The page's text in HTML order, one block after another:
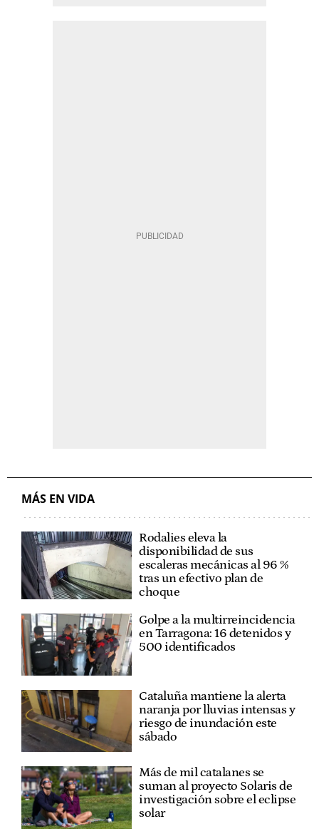
MÁS EN VIDA
Rodalies eleva la
disponibilidad de sus
escaleras mecánicas al 96 %
tras un efectivo plan de
choque
Golpe a la multirreincidencia
en Tarragona: 16 detenidos y
500 identificados
Cataluña mantiene la alerta
naranja por lluvias intensas y
riesgo de inundación este
sábado
Más de mil catalanes se
suman al proyecto Solaris de
investigación sobre el eclipse
solar